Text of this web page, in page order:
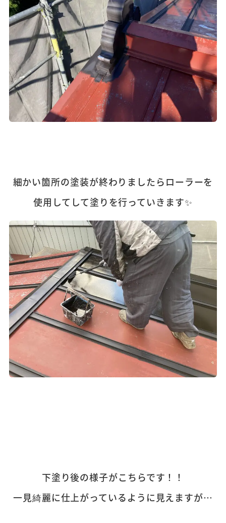
細かい箇所の塗装が終わりましたらローラーを
使用してして塗りを行っていきます✨
下塗り後の様子がこちらです！！
一見綺麗に仕上がっているように見えますが…